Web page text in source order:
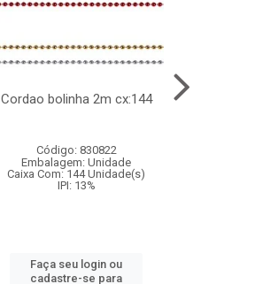
Cordao bolinha 2m cx:144
Código: 830822
Embalagem: Unidade
Caixa Com: 144 Unidade(s)
IPI: 13%
Faça seu login ou
cadastre-se para